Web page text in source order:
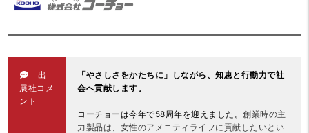
出
展社コメ
ント
「やさしさをかたちに」しながら、 知恵と行動力で社
会へ貢献します。
コーチョーは今年で58周年を迎えました。 創業時の主
力製品は、女性のアメニティライフに貢献したいとい